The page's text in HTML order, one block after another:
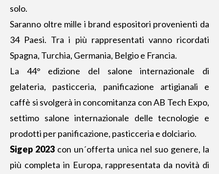
solo.
Saranno oltre mille i brand espositori provenienti da
34 Paesi. Tra i più rappresentati vanno ricordati
Spagna, Turchia, Germania, Belgio e Francia.
La 44° edizione del salone internazionale di
gelateria, pasticceria, panificazione artigianali e
caffè si svolgerà in concomitanza con AB Tech Expo,
settimo salone internazionale delle tecnologie e
prodotti per panificazione, pasticceria e dolciario.
Sigep 2023 con un´offerta unica nel suo genere, la
più completa in Europa, rappresentata da novità di